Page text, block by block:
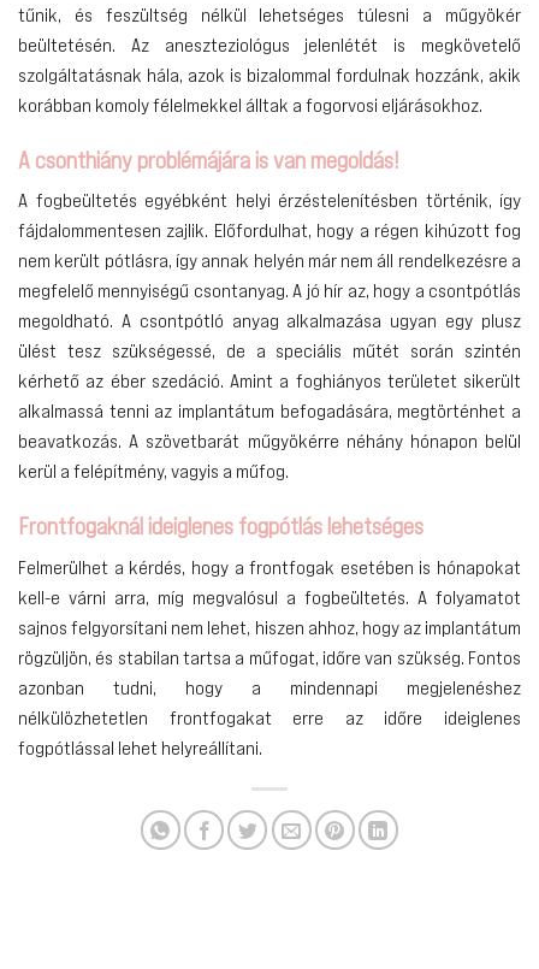
tűnik, és feszültség nélkül lehetséges túlesni a műgyökér
beültetésén. Az aneszteziológus jelenlétét is megkövetelő
szolgáltatásnak hála, azok is bizalommal fordulnak hozzánk, akik
korábban komoly félelmekkel álltak a fogorvosi eljárásokhoz.
A csonthiány problémájára is van megoldás!
A fogbeültetés egyébként helyi érzéstelenítésben történik, így
fájdalommentesen zajlik. Előfordulhat, hogy a régen kihúzott fog
nem került pótlásra, így annak helyén már nem áll rendelkezésre a
megfelelő mennyiségű csontanyag. A jó hír az, hogy a csontpótlás
megoldható. A csontpótló anyag alkalmazása ugyan egy plusz
ülést tesz szükségessé, de a speciális műtét során szintén
kérhető az éber szedáció. Amint a foghiányos területet sikerült
alkalmassá tenni az implantátum befogadására, megtörténhet a
beavatkozás. A szövetbarát műgyökérre néhány hónapon belül
kerül a felépítmény, vagyis a műfog.
Frontfogaknál ideiglenes fogpótlás lehetséges
Felmerülhet a kérdés, hogy a frontfogak esetében is hónapokat
kell-e várni arra, míg megvalósul a fogbeültetés. A folyamatot
sajnos felgyorsítani nem lehet, hiszen ahhoz, hogy az implantátum
rögzüljön, és stabilan tartsa a műfogat, időre van szükség. Fontos
azonban tudni, hogy a mindennapi megjelenéshez
nélkülözhetetlen frontfogakat erre az időre ideiglenes
fogpótlással lehet helyreállítani.